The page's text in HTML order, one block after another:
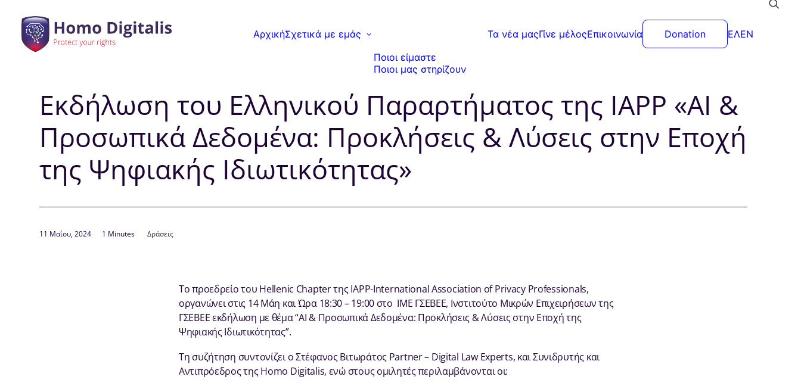
ΑρχικήΣχετικά με εμάς
Ποιοι είμαστε
Ποιοι μας στηρίζουν
Τα νέα μαςΓίνε μέλοςΕπικοινωνία Donation ΕΛEN
Εκδήλωση του Ελληνικού Παραρτήματος της IAPP «AI &
Προσωπικά Δεδομένα: Προκλήσεις & Λύσεις στην Εποχή
της Ψηφιακής Ιδιωτικότητας»
11 Μαΐου, 2024 1 Minutes Δράσεις
Το προεδρείο του Hellenic Chapter της IAPP-International Association of Privacy Professionals,
οργανώνει στις 14 Μάη και Ώρα 18:30 – 19:00 στο ΙΜΕ ΓΣΕΒΕΕ, Ινστιτούτο Μικρών Επιχειρήσεων της
ΓΣΕΒΕΕ εκδήλωση με θέμα “ΑΙ & Προσωπικά Δεδομένα: Προκλήσεις & Λύσεις στην Εποχή της
Ψηφιακής Ιδιωτικότητας”.
Τη συζήτηση συντονίζει ο Στέφανος Βιτωράτος Partner – Digital Law Experts, και Συνιδρυτής και
Αντιπρόεδρος της Homo Digitalis, ενώ στους ομιλητές περιλαμβάνονται οι: